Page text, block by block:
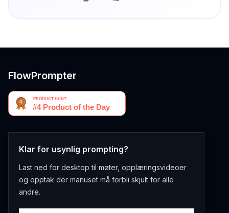
FlowPrompter
Klar for usynlig prompting?
Last ned for desktop til møter, opplæringsvideoer
og opptak der manuset må forbli skjult for alle
andre.